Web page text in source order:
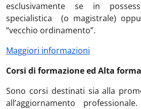
esclusivamente se in
specialistica (o magistrale)
“vecchio ordinamento”.
Maggiori informazioni
Corsi di formazione ed Alta
Sono corsi destinati sia alla
all’aggiornamento